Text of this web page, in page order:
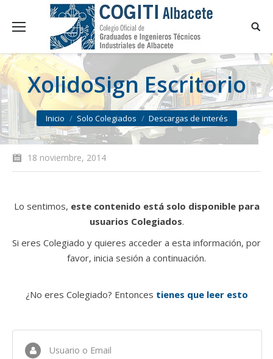
XolidoSign Escritorio
You are here:
Inicio Solo Colegiados Descargas de interés
18 noviembre, 2014
Lo sentimos, este contenido está solo disponible para
usuarios Colegiados.
Si eres Colegiado y quieres acceder a esta información, por
favor, inicia sesión a continuación.
¿No eres Colegiado? Entonces tienes que leer esto
Usuario o Email